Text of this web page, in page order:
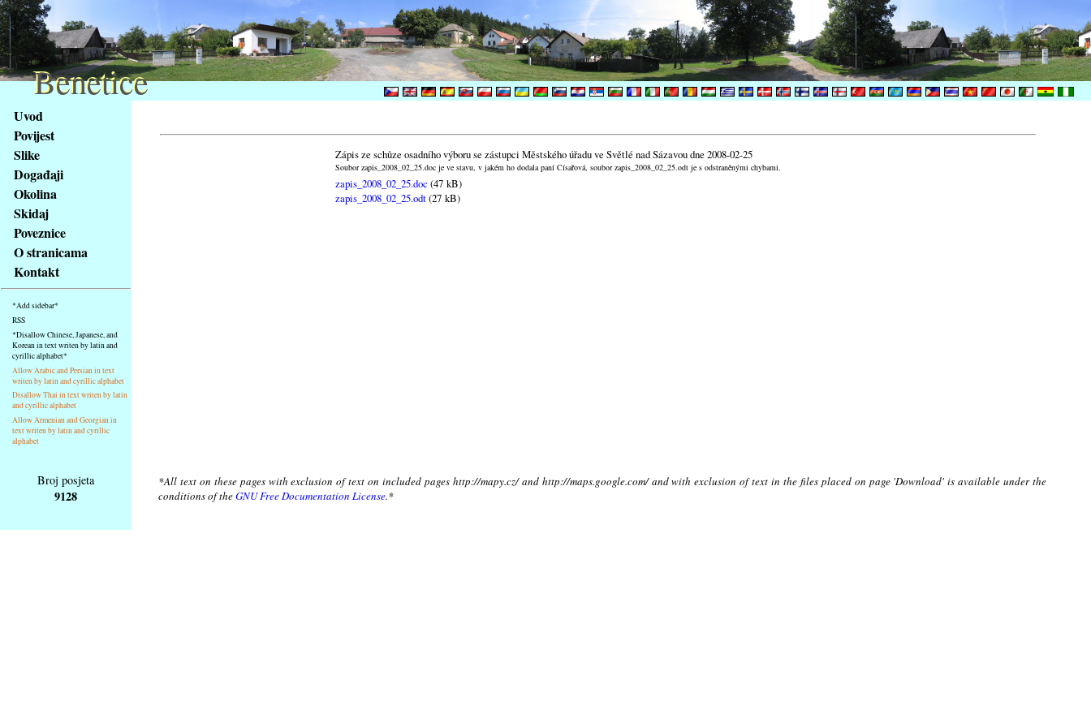
obsah
stránky
Klávesové
zkratky
tomto
webu
základní
Hlavní
strana
Uvod
Povijest
Slike
Događaji
Okolina
Skidaj
Poveznice
O stranicama
Kontakt
*Add sidebar*
RSS
*Disallow Chinese, Japanese, and
Korean in text writen by latin and
cyrillic alphabet*
Allow Arabic and Persian in text
writen by latin and cyrillic alphabet
Disallow Thai in text writen by latin
and cyrillic alphabet
Allow Armenian and Georgian in
text writen by latin and cyrillic
alphabet
Zápis ze schůze osadního výboru se zástupci Městského úřadu ve Světlé nad Sázavou dne 2008-02-25
Soubor zapis_2008_02_25.doc je ve stavu, v jakém ho dodala paní Císařová, soubor zapis_2008_02_25.odt je s odstraněnými chybami.
zapis_2008_02_25.doc (47 kB)
zapis_2008_02_25.odt(27 kB)
Broj posjeta
9128
*All text on these pages with exclusion of text on included pages http://mapy.cz/ and http://maps.google.com/ and with exclusion of text in the files placed on page 'Download' is available under the
conditions of theGNU Free Documentation License.*
Benetice
Benetice